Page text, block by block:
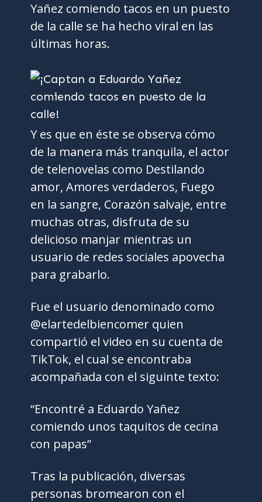
Yañez comiendo tacos en un puesto
de la calle se ha hecho viral en las
últimas horas.
Y es que en éste se observa cómo
de la manera más tranquila, el actor
de telenovelas como Destilando
amor, Amores verdaderos, Fuego
en la sangre, Corazón salvaje, entre
muchas otras, disfruta de su
delicioso manjar mientras un
usuario de redes sociales apovecha
para grabarlo.
Fue el usuario denominado como
@elartedelbiencomer quien
compartió el video en su cuenta de
TikTok, el cual se encontraba
acompañada con el siguinte texto:
“Encontré a Eduardo Yañez
comiendo unos taquitos de cecina
con papas”
Tras la publicación, diversas
personas bromearon con el